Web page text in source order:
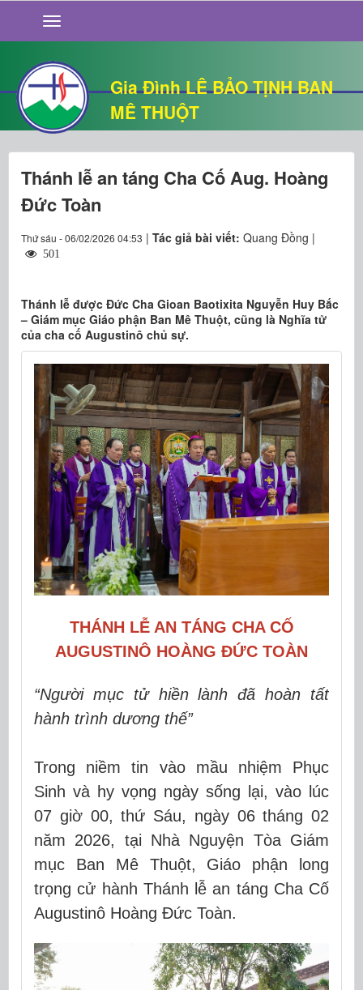
Gia Đình LÊ BẢO TỊNH BAN
MÊ THUỘT
GIỚI THIỆU
TIN TỨC
SỐNG ĐẠO
CHUYỆN NHÀ
QUÁN VĂN
THƯ GIÃN
Thánh lễ an táng Cha Cố Aug. Hoàng
Đức Toàn
Thứ sáu - 06/02/2026 04:53 | Tác giả bài viết: Quang Đồng |
501
Thánh lễ được Đức Cha Gioan Baotixita Nguyễn Huy Bắc
– Giám mục Giáo phận Ban Mê Thuột, cũng là Nghĩa tử
của cha cố Augustinô chủ sự.
THÁNH LỄ AN TÁNG CHA CỐ
AUGUSTINÔ HOÀNG ĐỨC TOÀN
“Người mục tử hiền lành đã hoàn tất
hành trình dương thế”
Trong niềm tin vào mầu nhiệm Phục
Sinh và hy vọng ngày sống lại, vào lúc
07 giờ 00, thứ Sáu, ngày 06 tháng 02
năm 2026, tại Nhà Nguyện Tòa Giám
mục Ban Mê Thuột, Giáo phận long
trọng cử hành Thánh lễ an táng Cha Cố
Augustinô Hoàng Đức Toàn.